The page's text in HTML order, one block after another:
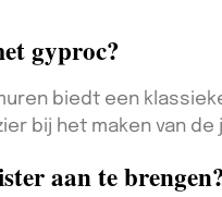
gyproc?
biedt een
bij het maken van de
aan te